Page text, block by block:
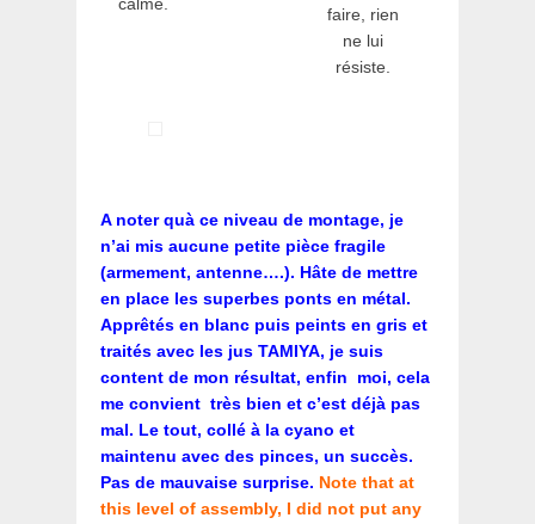
faire, rien
ne lui
résiste.
A noter quà ce niveau de montage, je
n’ai mis aucune petite pièce fragile
(armement, antenne….). Hâte de mettre
en place les superbes ponts en métal.
Apprêtés en blanc puis peints en gris et
traités avec les jus TAMIYA, je suis
content de mon résultat, enfin moi, cela
me convient très bien et c’est déjà pas
mal. Le tout, collé à la cyano et
maintenu avec des pinces, un succès.
Pas de mauvaise surprise. Note that at
this level of assembly, I did not put any